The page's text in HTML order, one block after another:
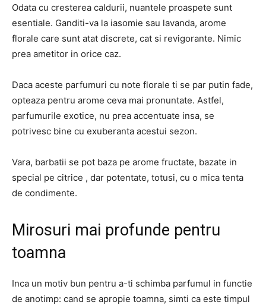
Odata cu cresterea caldurii, nuantele proaspete sunt
esentiale. Ganditi-va la iasomie sau lavanda, arome
florale care sunt atat discrete, cat si revigorante. Nimic
prea ametitor in orice caz.
Daca aceste parfumuri cu note florale ti se par putin fade,
opteaza pentru arome ceva mai pronuntate. Astfel,
parfumurile exotice, nu prea accentuate insa, se
potrivesc bine cu exuberanta acestui sezon.
Vara, barbatii se pot baza pe arome fructate, bazate in
special pe citrice , dar potentate, totusi, cu o mica tenta
de condimente.
Mirosuri mai profunde pentru
toamna
Inca un motiv bun pentru a-ti schimba parfumul in functie
de anotimp: cand se apropie toamna, simti ca este timpul